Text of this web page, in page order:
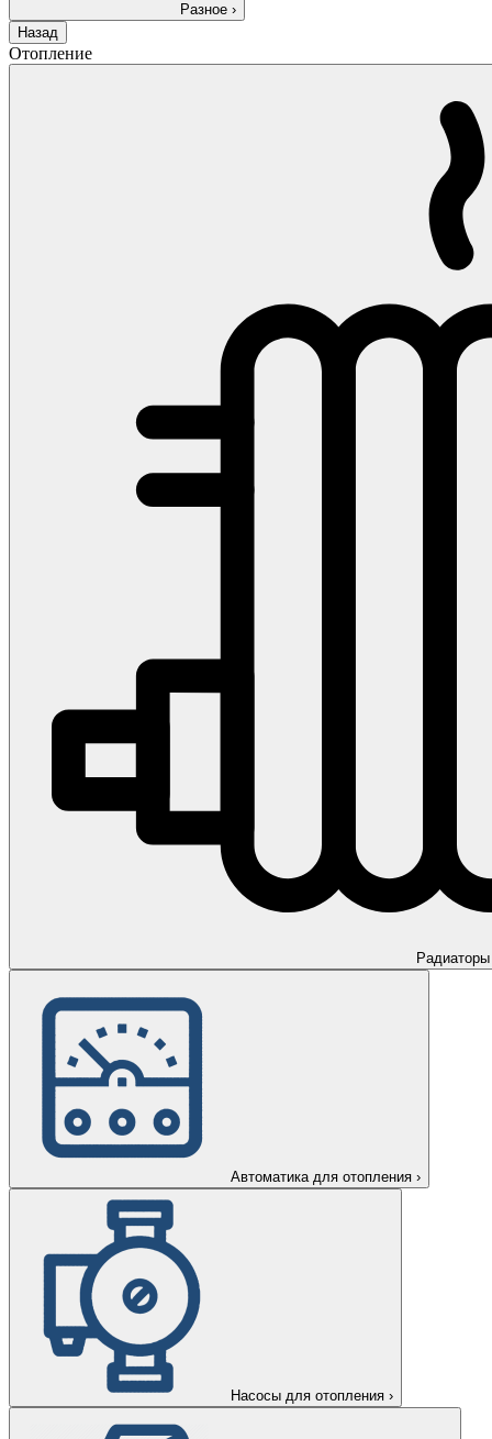
Разное ›
Назад
Отопление
Радиаторы
Автоматика для отопления ›
Насосы для отопления ›